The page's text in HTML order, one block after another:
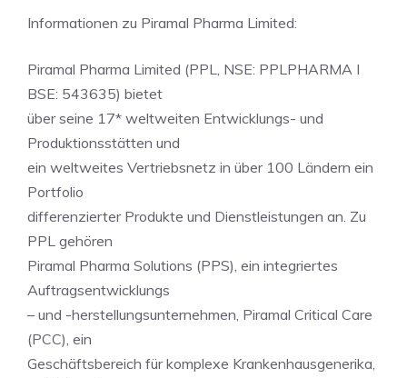
Informationen zu Piramal Pharma Limited:
Piramal Pharma Limited (PPL, NSE: PPLPHARMA I
BSE: 543635) bietet
über seine 17* weltweiten Entwicklungs- und
Produktionsstätten und
ein weltweites Vertriebsnetz in über 100 Ländern ein
Portfolio
differenzierter Produkte und Dienstleistungen an. Zu
PPL gehören
Piramal Pharma Solutions (PPS), ein integriertes
Auftragsentwicklungs
– und -herstellungsunternehmen, Piramal Critical Care
(PCC), ein
Geschäftsbereich für komplexe Krankenhausgenerika,